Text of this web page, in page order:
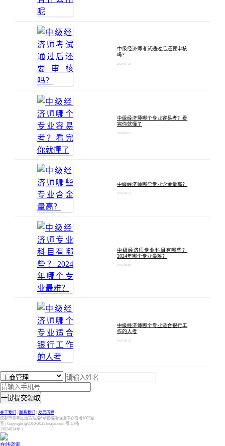
中级经济师考试通过后还要审核
吗？
2024-07-29
中级经济师哪个专业容易考？看
完你就懂了
2024-07-19
中级经济师哪些专业含金量高？
2024-07-15
中级经济师专业科目有哪些？
2024年哪个专业最难？
2024-07-05
中级经济师哪个专业适合银行工
作的人考
2024-06-25
一键提交领取
关于我们 联系我们
发展历程
成都市青羊区西货站路6号安格斯恒通中心南塔1003室
室 | Copyright @2010-2025 huajin.com 蜀ICP备
19024834号-1